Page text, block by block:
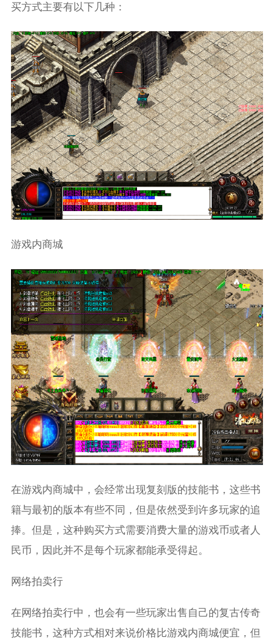
买方式主要有以下几种：
游戏内商城
在游戏内商城中，会经常出现复刻版的技能书，这些书
籍与最初的版本有些不同，但是依然受到许多玩家的追
捧。但是，这种购买方式需要消费大量的游戏币或者人
民币，因此并不是每个玩家都能承受得起。
网络拍卖行
在网络拍卖行中，也会有一些玩家出售自己的复古传奇
技能书，这种方式相对来说价格比游戏内商城便宜，但